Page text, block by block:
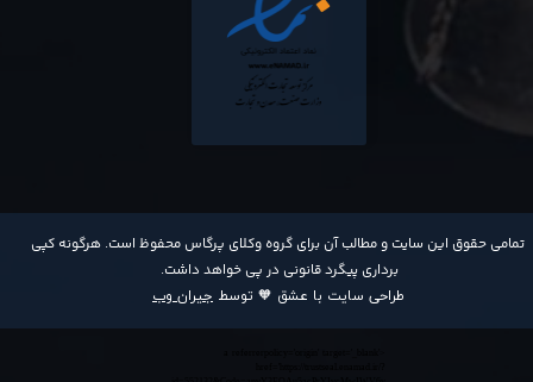
​تمامی حقوق این سایت و مطالب آن برای گروه وکلای پرگاس محفوظ است. هرگونه کپی
برداری پیگرد قانونی در پی خواهد داشت​​​​​​​.
طراحی سایت با عشق 🧡 توسط جیران وب